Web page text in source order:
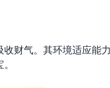
财气。其环境适应能力